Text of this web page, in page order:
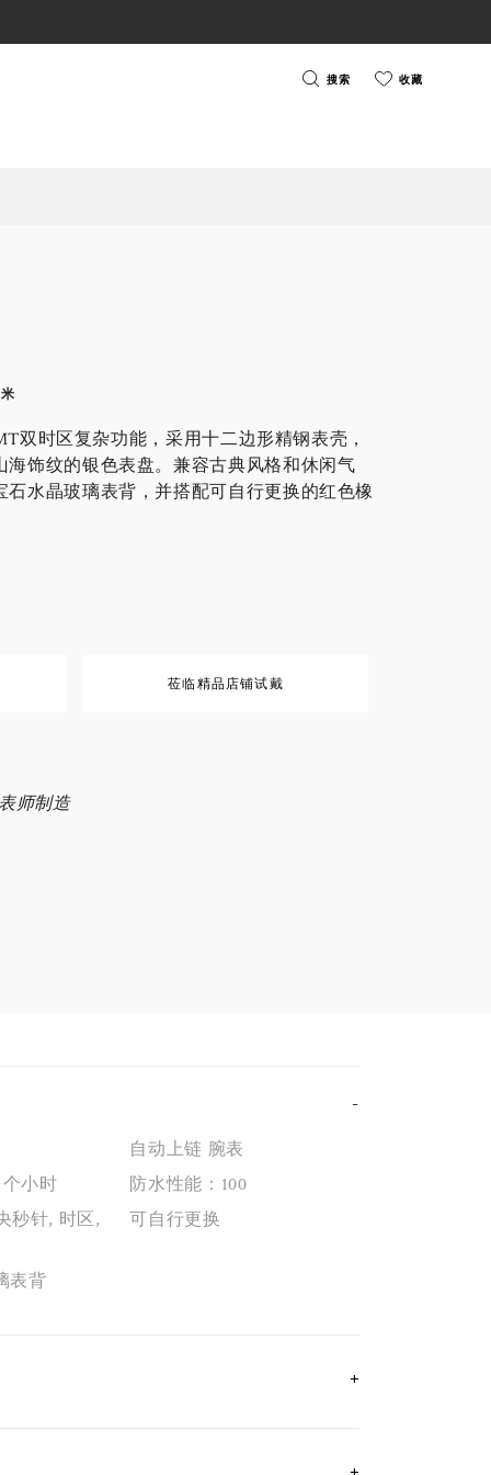
搜索 收藏
双时区复杂功能，采用十二边形精钢表壳，
饰纹的银色表盘。兼容古典风格和休闲气
水晶玻璃表背，并搭配可自行更换的红色橡
莅临精品店铺试戴
师制造
自动上链 腕表
小时
防水性能：100
秒针, 时区,
可自行更换
表背